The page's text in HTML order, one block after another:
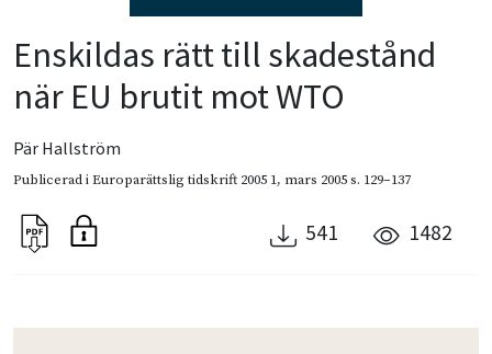
Enskildas rätt till skadestånd
när EU brutit mot WTO
Pär Hallström
Publicerad iEuroparättslig tidskrift 2005 1, mars 2005s. 129–137
541 1482